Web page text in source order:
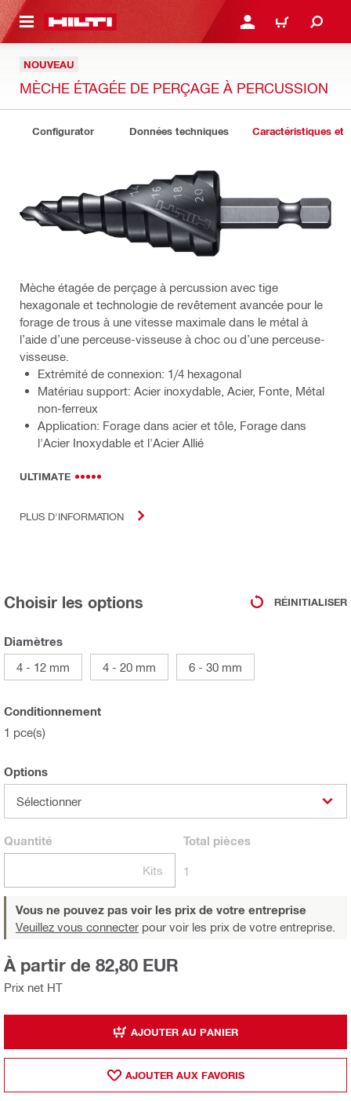
SE CONNECTER OU
PANIER
NOUVEAU
MÈCHE ÉTAGÉE DE PERÇAGE À PERCUSSION
Configurator Données techniques Caractéristiques et
Mèche étagée de perçage à percussion avec tige
hexagonale et technologie de revêtement avancée pour le
forage de trous à une vitesse maximale dans le métal à
l’aide d’une perceuse-visseuse à choc ou d’une perceuse-
visseuse.
Extrémité de connexion: 1/4 hexagonal
Matériau support: Acier inoxydable, Acier, Fonte, Métal
non-ferreux
Application: Forage dans acier et tôle, Forage dans
l'Acier Inoxydable et l'Acier Allié
ULTIMATE
PLUS D'INFORMATION
Choisir les options RÉINITIALISER
Diamètres
4 - 12 mm
4 - 20 mm 6 - 30 mm
Conditionnement
1 pce(s)
Options
Sélectionner
Quantité
Kits
Total pièces
1
Vous ne pouvez pas voir les prix de votre entreprise
Veuillez vous connecter pour voir les prix de votre entreprise.
Prix net HT
À partir de 82,80 EUR
AJOUTER AU PANIER
AJOUTER AUX FAVORIS